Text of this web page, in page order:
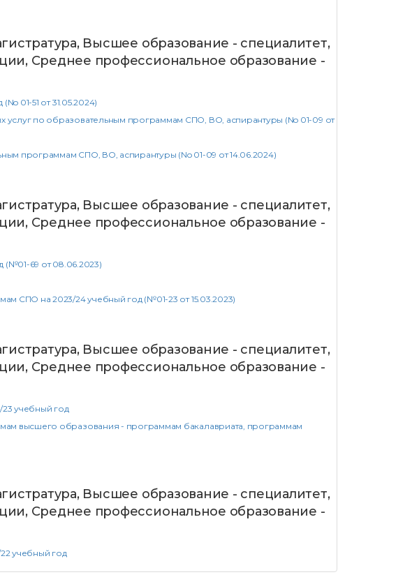
Высшее образование - специалитет,
Среднее профессиональное образование -
01-51 от 31.05.2024)
по образовательным программам СПО, ВО, аспирантуры (No 01-09 от
программам СПО, ВО, аспирантуры (No 01-09 от 14.06.2024)
Высшее образование - специалитет,
Среднее профессиональное образование -
(№01-69 от 08.06.2023)
СПО на 2023/24 учебный год (№01-23 от 15.03.2023)
Высшее образование - специалитет,
Среднее профессиональное образование -
учебный год
высшего образования - программам бакалавриата, программам
Высшее образование - специалитет,
Среднее профессиональное образование -
учебный год